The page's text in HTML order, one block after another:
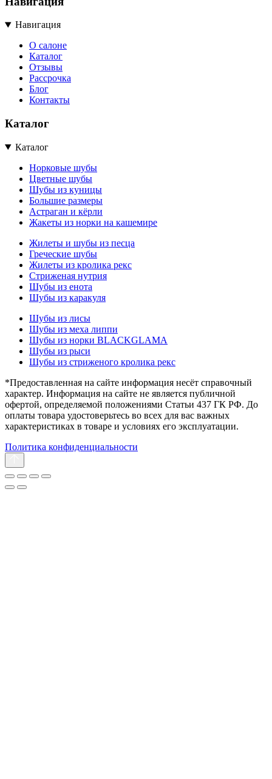
Навигация
О салоне
Каталог
Отзывы
Рассрочка
Блог
Контакты
Каталог
Каталог
Норковые шубы
Цветные шубы
Шубы из куницы
Большие размеры
Астраган и кёрли
Жакеты из норки на кашемире
Жилеты и шубы из песца
Греческие шубы
Жилеты из кролика рекс
Стриженая нутрия
Шубы из енота
Шубы из каракуля
Шубы из лисы
Шубы из меха липпи
Шубы из норки BLACKGLAMA
Шубы из рыси
Шубы из стриженого кролика рекс
*Предоставленная на сайте информация несёт справочный
характер. Информация на сайте не является публичной
офертой, определяемой положениями Статьи 437 ГК РФ. До
оплаты товара удостоверьтесь во всех для вас важных
характеристиках в товаре и условиях его эксплуатации.
Политика конфиденциальности